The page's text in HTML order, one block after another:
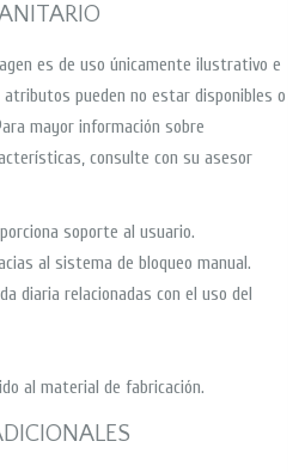
es de uso únicamente ilustrativo e
pueden no estar disponibles o
mayor información sobre
consulte con su asesor
soporte al usuario.
al sistema de bloqueo manual.
diaria relacionadas con el uso del
al material de fabricación.